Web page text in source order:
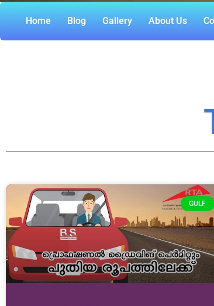
Home Blog Gallery About Us
GULF